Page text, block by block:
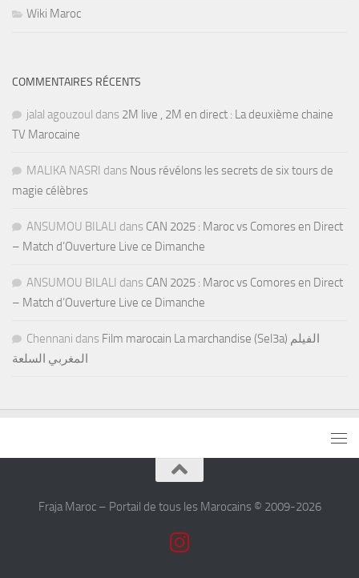
Wiki Maroc
COMMENTAIRES RÉCENTS
jalal agouzoul dans 2M live , 2M en direct : La deuxième chaine
TV Marocaine
MALIKA NASRI dans Nous révélons les secrets de six tours de
magie célèbres
ANSUMOU BILALI dans CAN 2025 : Maroc vs Comores en Direct
– Match d’Ouverture Live ce Dimanche
ANSUMOU BILALI dans CAN 2025 : Maroc vs Comores en Direct
– Match d’Ouverture Live ce Dimanche
Chennani dans Film marocain La marchandise (Sel3a) الفيلم
المغربي السلعة
Fraja Maroc – Portail de tous les Marocains © 2009-2026